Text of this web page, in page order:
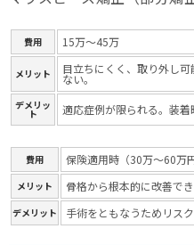
費用 15万～45万
メリット 目立ちにくく、取り外し
ない。
デメリッ
ト 適応症例が限られる。装着
費用 保険適用時（30万～60万
メリット 骨格から根本的に改善でき
デメリット 手術をともなうためリス